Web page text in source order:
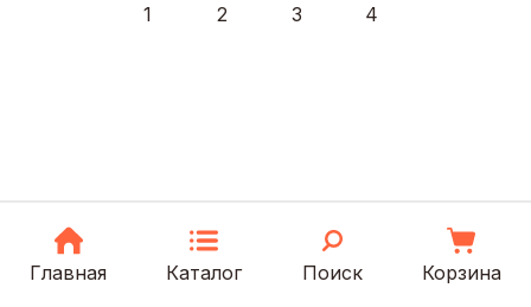
1 2 3 4
Главная Каталог Поиск Корзина